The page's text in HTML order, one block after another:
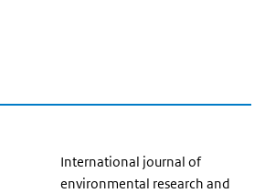
International journal of
environmental research and